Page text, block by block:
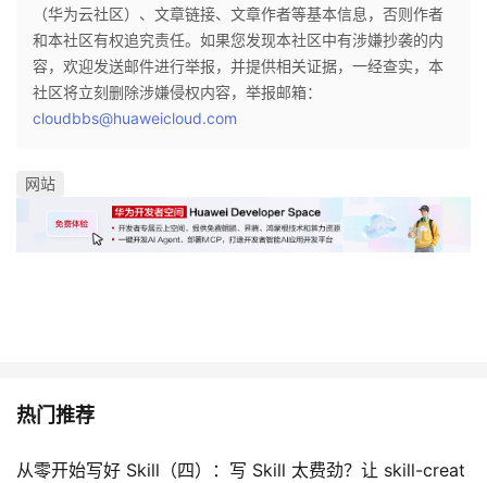
（华为云社区）、文章链接、文章作者等基本信息，否则作者
和本社区有权追究责任。如果您发现本社区中有涉嫌抄袭的内
容，欢迎发送邮件进行举报，并提供相关证据，一经查实，本
社区将立刻删除涉嫌侵权内容，举报邮箱：
cloudbbs@huaweicloud.com
网站
热门推荐
从零开始写好 Skill（四）：写 Skill 太费劲？让 skill-creat